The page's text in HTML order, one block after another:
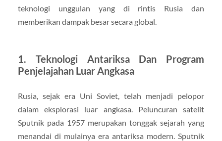
teknologi unggulan yang di rintis Rusia dan
memberikan dampak besar secara global.
1. Teknologi Antariksa Dan Program
Penjelajahan Luar Angkasa
Rusia, sejak era Uni Soviet, telah menjadi pelopor
dalam eksplorasi luar angkasa. Peluncuran satelit
Sputnik pada 1957 merupakan tonggak sejarah yang
menandai di mulainya era antariksa modern. Sputnik